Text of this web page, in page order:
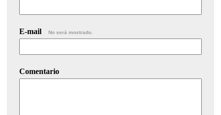
E-mail No será mostrado.
Comentario